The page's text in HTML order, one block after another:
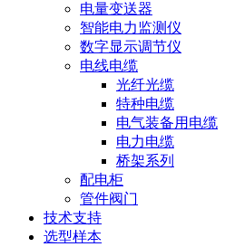
电量变送器
智能电力监测仪
数字显示调节仪
电线电缆
光纤光缆
特种电缆
电气装备用电缆
电力电缆
桥架系列
配电柜
管件阀门
技术支持
选型样本